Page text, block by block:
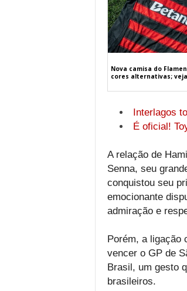
Nova camisa do
cores alternativas; veja
Interlagos
É oficial!
A relação de
Senna, seu
conquistou seu
emocionante
admiração e
Porém, a ligação
vencer o GP de
Brasil, um gesto
brasileiros.